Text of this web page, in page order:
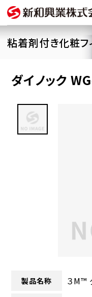
粘着剤付き化粧フ
ダイノック
製品名称 ３M™